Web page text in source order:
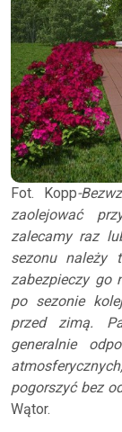
Fot. Kopp-
zaolejować
zalecamy raz
sezonu należy
zabezpieczy go
po sezonie
przed zimą.
generalnie
pogorszyć bez
Wątor.